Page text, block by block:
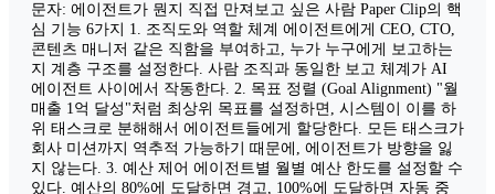
문자: 에이전트가 뭔지 직접 만져보고 싶은 사람 Paper Clip의 핵
심 기능 6가지 1. 조직도와 역할 체계 에이전트에게 CEO, CTO,
콘텐츠 매니저 같은 직함을 부여하고, 누가 누구에게 보고하는
지 계층 구조를 설정한다. 사람 조직과 동일한 보고 체계가 AI
에이전트 사이에서 작동한다. 2. 목표 정렬 (Goal Alignment) "월
매출 1억 달성"처럼 최상위 목표를 설정하면, 시스템이 이를 하
위 태스크로 분해해서 에이전트들에게 할당한다. 모든 태스크가
회사 미션까지 역추적 가능하기 때문에, 에이전트가 방향을 잃
지 않는다. 3. 예산 제어 에이전트별 월별 예산 한도를 설정할 수
있다. 예산의 80%에 도달하면 경고, 100%에 도달하면 자동 중